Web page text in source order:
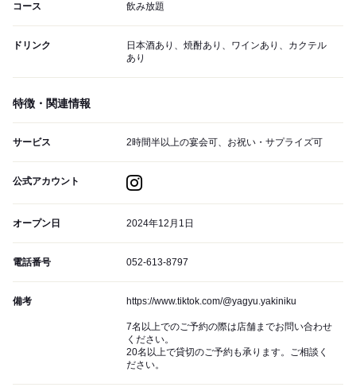
コース 飲み放題
ドリンク
日本酒あり、焼酎あり、ワインあり、カクテル
あり
特徴・関連情報
サービス 2時間半以上の宴会可、お祝い・サプライズ可
公式アカウント
オープン日 2024年12月1日
電話番号 052-613-8797
備考 https://www.tiktok.com/@yagyu.yakiniku
7名以上でのご予約の際は店舗までお問い合わせ
ください。
20名以上で貸切のご予約も承ります。ご相談く
ださい。